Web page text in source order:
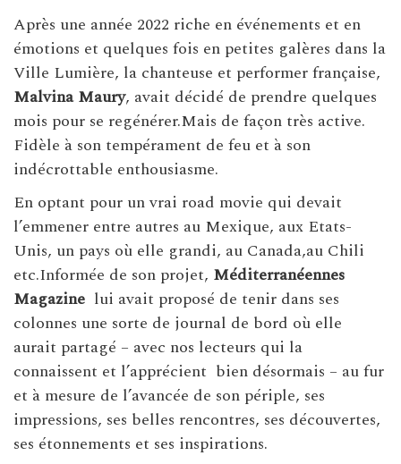
Après une année 2022 riche en événements et en
émotions et quelques fois en petites galères dans la
Ville Lumière, la chanteuse et performer française,
Malvina Maury, avait décidé de prendre quelques
mois pour se regénérer.Mais de façon très active.
Fidèle à son tempérament de feu et à son
indécrottable enthousiasme.
En optant pour un vrai road movie qui devait
l’emmener entre autres au Mexique, aux Etats-
Unis, un pays où elle grandi, au Canada,au Chili
etc.Informée de son projet, Méditerranéennes
Magazine lui avait proposé de tenir dans ses
colonnes une sorte de journal de bord où elle
aurait partagé – avec nos lecteurs qui la
connaissent et l’apprécient bien désormais – au fur
et à mesure de l’avancée de son périple, ses
impressions, ses belles rencontres, ses découvertes,
ses étonnements et ses inspirations.